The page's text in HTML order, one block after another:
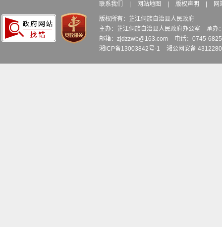
联系我们 网站地图 版权声明 网
版权所有：芷江侗族自治县人民政府
主办：芷江侗族自治县人民政府办公室
承办
邮箱：zjdzzwb@163.com
电话：0745-
湘ICP备13003842号-1
湘公网安备